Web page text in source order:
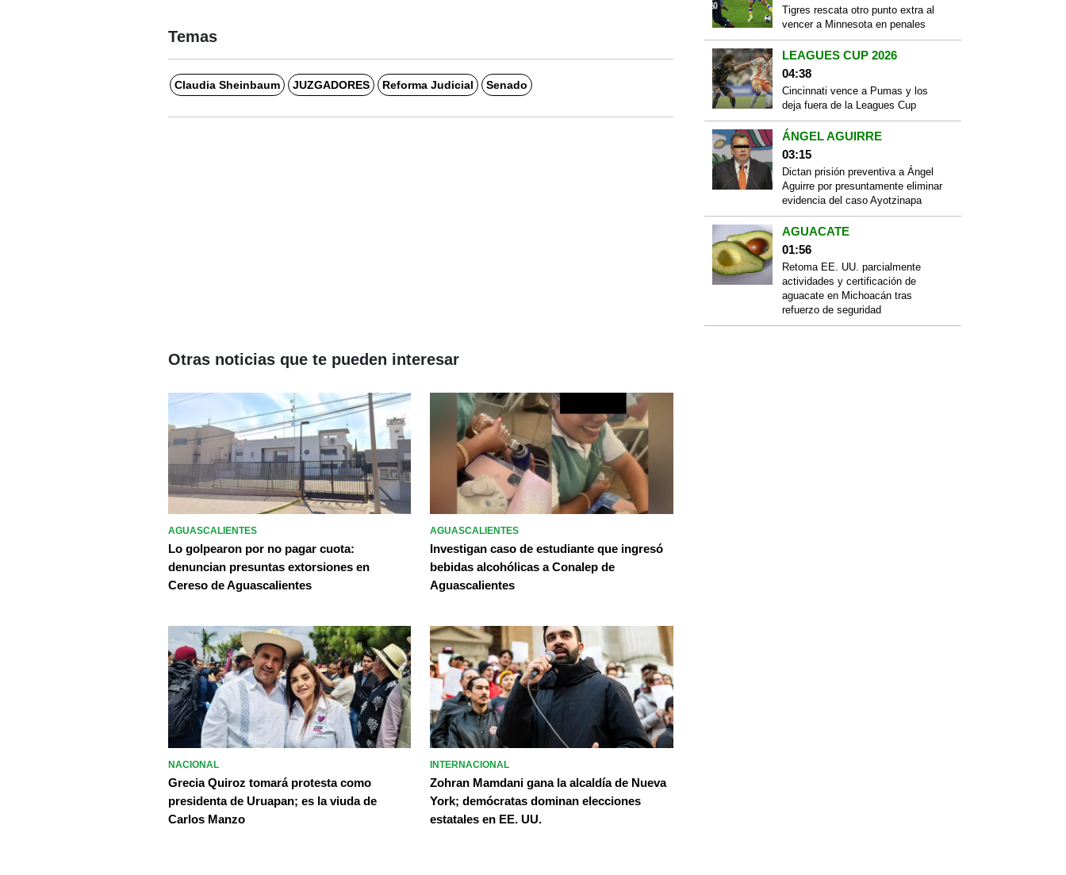
Temas
Claudia Sheinbaum JUZGADORES Reforma Judicial Senado
Tigres rescata otro punto extra al
vencer a Minnesota en penales
LEAGUES CUP 2026
04:38
Cincinnati vence a Pumas y los
deja fuera de la Leagues Cup
ÁNGEL AGUIRRE
03:15
Dictan prisión preventiva a Ángel
Aguirre por presuntamente eliminar
evidencia del caso Ayotzinapa
AGUACATE
01:56
Retoma EE. UU. parcialmente
actividades y certificación de
aguacate en Michoacán tras
refuerzo de seguridad
Otras noticias que te pueden interesar
AGUASCALIENTES
Lo golpearon por no pagar cuota:
denuncian presuntas extorsiones en
Cereso de Aguascalientes
AGUASCALIENTES
Investigan caso de estudiante que ingresó
bebidas alcohólicas a Conalep de
Aguascalientes
NACIONAL
Grecia Quiroz tomará protesta como
presidenta de Uruapan; es la viuda de
Carlos Manzo
INTERNACIONAL
Zohran Mamdani gana la alcaldía de Nueva
York; demócratas dominan elecciones
estatales en EE. UU.